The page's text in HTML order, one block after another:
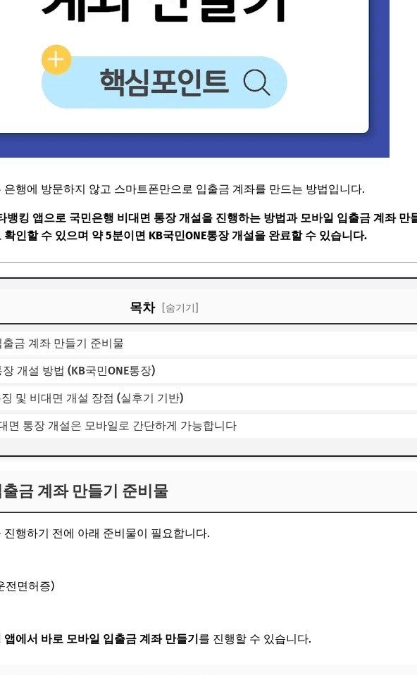
행에 방문하지 않고 스마트폰만으로 입출금 계좌를 만드는 방법입니다.
뱅킹 앱으로 국민은행 비대면 통장 개설을 진행하는 방법과 모바일 입출금 계좌 만
인할 수 있으며 약 5분이면 KB국민ONE통장 개설을 완료할 수 있습니다.
목차 [숨기기]
금 계좌 만들기 준비물
개설 방법 (KB국민ONE통장)
및 비대면 개설 장점 (실후기 기반)
면 통장 개설은 모바일로 간단하게 가능합니다
금 계좌 만들기 준비물
행하기 전에 아래 준비물이 필요합니다.
전면허증)
앱에서 바로 모바일 입출금 계좌 만들기를 진행할 수 있습니다.